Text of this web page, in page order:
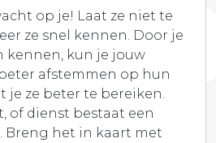
op je! Laat ze niet te
ze snel kennen. Door je
kennen, kun je jouw
afstemmen op hun
je ze beter te bereiken.
of dienst bestaat een
Breng het in kaart met